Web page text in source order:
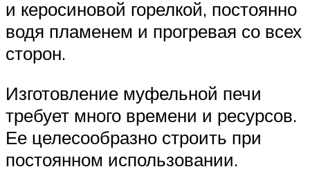
и керосиновой горелкой, постоянно
водя пламенем и прогревая со всех
сторон.
Изготовление муфельной печи
требует много времени и ресурсов.
Ее целесообразно строить при
постоянном использовании.